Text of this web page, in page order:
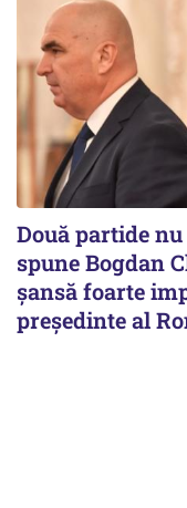
Două partide
spune Bogdan
șansă foarte
președinte al